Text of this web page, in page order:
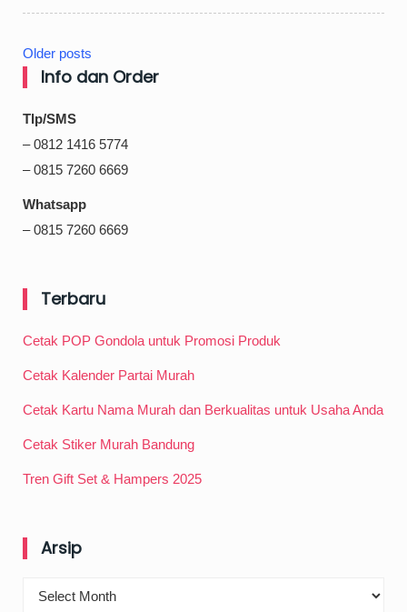
Posts
navigation
Older posts
Info dan Order
Tlp/SMS
– 0812 1416 5774
– 0815 7260 6669
Whatsapp
– 0815 7260 6669
Terbaru
Cetak POP Gondola untuk Promosi Produk
Cetak Kalender Partai Murah
Cetak Kartu Nama Murah dan Berkualitas untuk Usaha Anda
Cetak Stiker Murah Bandung
Tren Gift Set & Hampers 2025
Arsip
Arsip